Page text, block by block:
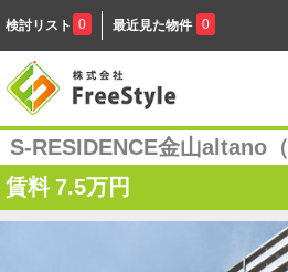
検討リスト 0 最近見た物件 0
S-RESIDENCE金山altano（
賃料 7.5万円